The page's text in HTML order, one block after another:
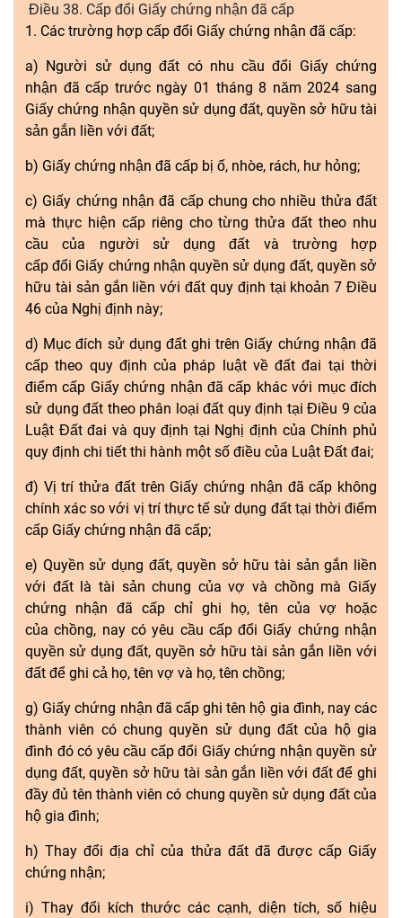
Điều 38. Cấp đổi Giấy chứng nhận đã cấp
1. Các trường hợp cấp đổi Giấy chứng nhận đã cấp:
a) Người sử dụng đất có nhucầu đổi Giấy chứng
nhận đã cấp trước ngày 01 tháng 8 năm 2024 sang
Giấy chứng nhận quyền sử dụng đất, quyền sở hữu tài
sản gắn liền với đất;
b) Giấy chứng nhận đã cấp bị ố, nhòe, rách, hư hỏng;
c) Giấy chứng nhậnđã cấp chung cho nhiều thửa đất
mà thực hiện cấp riêng cho từng thửa đất theo nhu
cầu của người sử dụng đất và trường hợp
cấpđổi Giấy chứng nhận quyền sử dụng đất, quyền sở
hữu tài sản gắn liền với đất quy định tại khoản 7 Điều
46 của Nghị định này;
d) Mục đích sử dụng đất ghi trên Giấy chứng nhận đã
cấp theo quy định của pháp luật về đất đai tại thời
điểm cấp Giấy chứng nhận đã cấp khác với mục đích
sử dụng đất theo phân loại đất quy định tại Điều 9 của
Luật Đất đai và quy định tại Nghị định của Chính phủ
quy định chi tiết thi hành một số điều của Luật Đất đai;
đ) Vị tríthửa đất trên Giấy chứng nhận đã cấp không
chính xác so với vị trí thực tế sử dụng đất tại thời điểm
cấp Giấy chứng nhận đã cấp;
e) Quyền sử dụng đất,quyền sở hữu tài sản gắn liền
với đất là tài sản chung của vợ và chồng mà Giấy
chứng nhận đã cấp chỉ ghi họ, tên của vợ hoặc
củachồng, nay có yêu cầu cấpđổi Giấy chứng nhận
quyền sử dụng đất, quyền sở hữu tài sản gắn liền với
đất để ghi cả họ, tên vợ và họ, tên chồng;
g) Giấy chứng nhận đã cấp ghi tên hộ gia đình, nay các
thành viên có chung quyền sử dụngđất của hộ gia
đình đó có yêu cầu cấpđổi Giấy chứng nhậnquyền sử
dụng đất, quyền sở hữu tài sản gắn liền với đất để ghi
đầy đủ tên thành viên có chung quyền sử dụng đất của
hộ gia đình;
h) Thay đổi địa chỉ của thửa đất đã được cấp Giấy
chứng nhận;
i) Thay đổi kích thước các cạnh, diện tích, số hiệu